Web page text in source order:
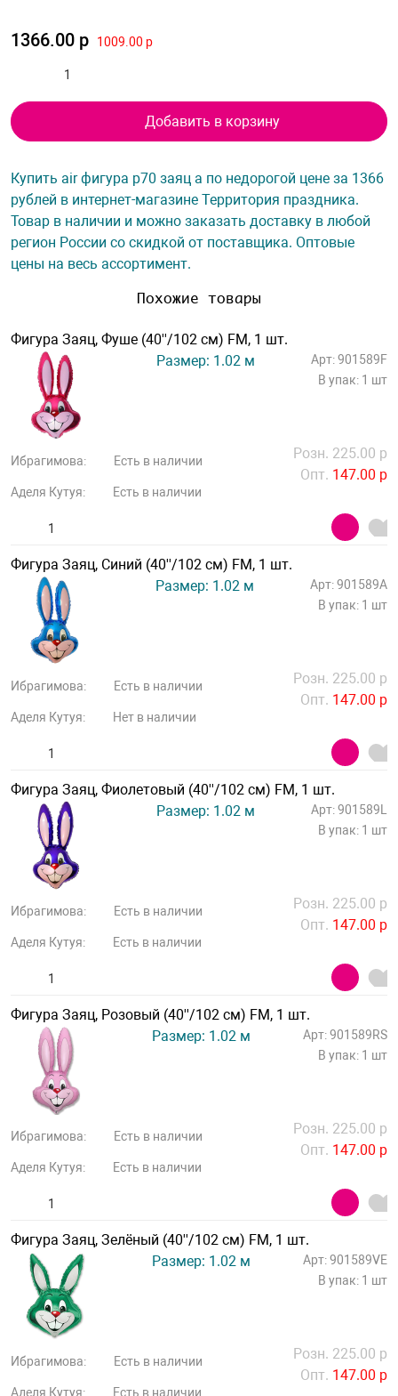
1366.00 р 1009.00 р
Добавить в корзину
Купить air фигура p70 заяц а по недорогой цене за 1366
рублей в интернет-магазине Территория праздника.
Товар в наличии и можно заказать доставку в любой
регион России со скидкой от поставщика. Оптовые
цены на весь ассортимент.
Похожие товары
Фигура Заяц, Фуше (40''/102 см) FM, 1 шт.
Размер: 1.02 м
Арт: 901589F
В упак: 1 шт
Ибрагимова: Есть в наличии
Аделя Кутуя: Есть в наличии
Розн. 225.00 р
Опт. 147.00 р
Фигура Заяц, Синий (40''/102 см) FM, 1 шт.
Размер: 1.02 м
Арт: 901589A
В упак: 1 шт
Ибрагимова: Есть в наличии
Аделя Кутуя: Нет в наличии
Розн. 225.00 р
Опт. 147.00 р
Фигура Заяц, Фиолетовый (40''/102 см) FM, 1 шт.
Размер: 1.02 м
Арт: 901589L
В упак: 1 шт
Ибрагимова: Есть в наличии
Аделя Кутуя: Есть в наличии
Розн. 225.00 р
Опт. 147.00 р
Фигура Заяц, Розовый (40''/102 см) FM, 1 шт.
Размер: 1.02 м
Арт: 901589RS
В упак: 1 шт
Ибрагимова: Есть в наличии
Аделя Кутуя: Есть в наличии
Розн. 225.00 р
Опт. 147.00 р
Фигура Заяц, Зелёный (40''/102 см) FM, 1 шт.
Размер: 1.02 м
Арт: 901589VE
В упак: 1 шт
Ибрагимова: Есть в наличии
Аделя Кутуя: Есть в наличии
Розн. 225.00 р
Опт. 147.00 р